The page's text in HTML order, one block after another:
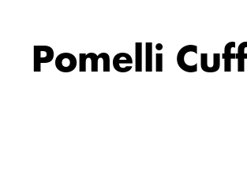
Pomelli